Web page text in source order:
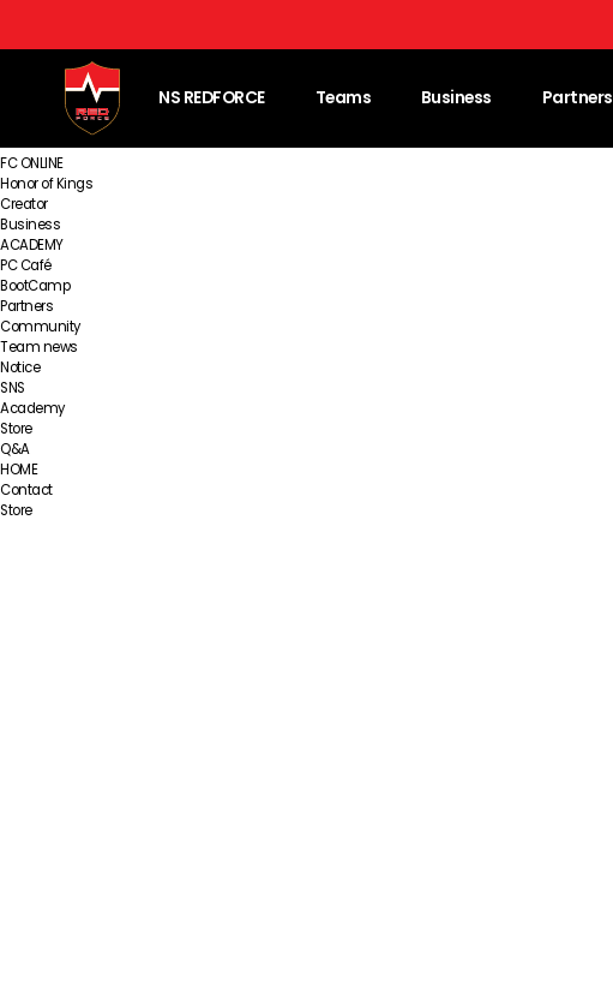
Matches & Result
LEAGUE of LEGENDS
FC ONLINE
Honor of Kings
Creator
Business
ACADEMY
PC Café
BootCamp
Partners
Community
Team news
Notice
SNS
Academy
Store
Q&A
HOME
Contact
Store
NS REDFORCE Teams Business Partners